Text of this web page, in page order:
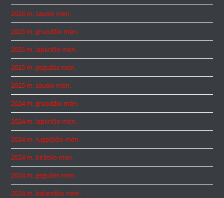
2026 m. sausio mėn.
2025 m. gruodžio mėn.
2025 m. lapkričio mėn.
2025 m. gegužės mėn.
2025 m. sausio mėn.
2024 m. gruodžio mėn.
2024 m. lapkričio mėn.
2024 m. rugpjūčio mėn.
2024 m. birželio mėn.
2024 m. gegužės mėn.
2024 m. balandžio mėn.